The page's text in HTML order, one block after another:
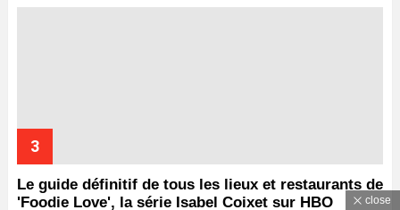
Le guide définitif de tous les lieux et restaurants de
'Foodie Love', la série Isabel Coixet sur HBO
close